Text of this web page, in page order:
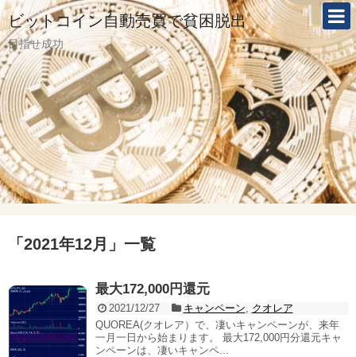
ビットコイン自動売買で貧困脱出
目指せ成功
「 2021年12月 」 一覧
最大172,000円還元
2021/12/27 キャンペーン
クオレア
QUOREA(クオレア）で、凄いキャンペーンが、来年
一月一日から始まります。 最大172,000円分還元キャ
ンペーンは、凄いキャンペ...